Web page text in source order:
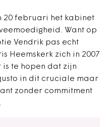
20 februari het kabinet
Want op
Vendrik pas echt
Heemskerk zich in 2007
te hopen dat zijn
in dit cruciale maar
zonder commitment